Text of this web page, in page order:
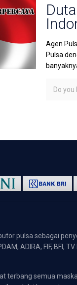
Agen
Pulsa
Do you
pulsa sebagai
ADIRA, FIF,
terbang semua